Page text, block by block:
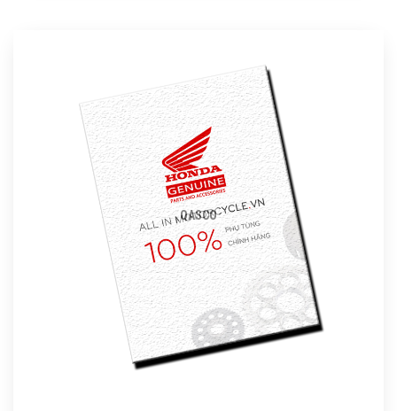
QASCO